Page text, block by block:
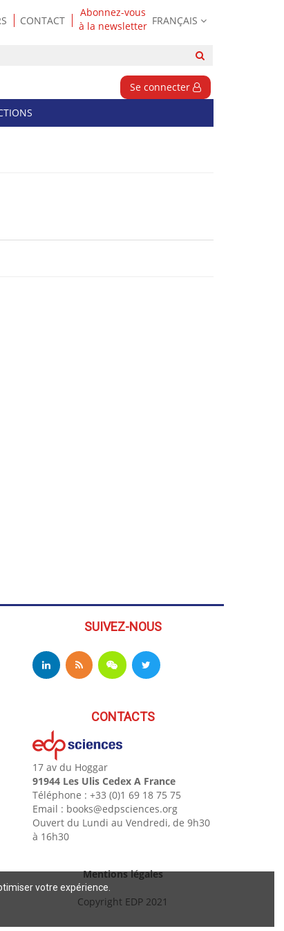
votre expérience.
CONTACT
Abonnez-vous
à la newsletter FRANÇAIS
Se connecter
SUIVEZ-NOUS
CONTACTS
17 av du Hoggar
91944 Les Ulis Cedex A France
Téléphone : +33 (0)1 69 18 75 75
Email : books@edpsciences.org
Ouvert du Lundi au Vendredi, de 9h30
à 16h30
Mentions légales
Copyright EDP 2021